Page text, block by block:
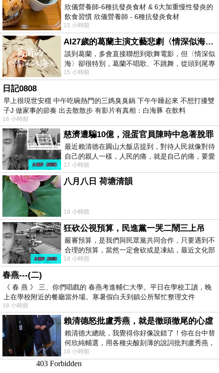
欣儀營養師-6種抗發炎食材 & 6大加重慢性發炎的
飲食習慣 欣儀營養師 - 6種抗發炎食材
https://www.facebook.com/photo/?fbid=147
15 小時前
AI27歲的葛蘭主演文藝悲劇〈情深似海〉 #戀上老電影 #葛蘭 #粟子
談到葛蘭，多會直接聯想到歌舞電影，但〈情深似
海〉卻很特別，葛蘭不唱歌、不跳舞，從頭到尾專
心演戲。拍攝期間，經常工作超過12個鐘
15 小時前
日記0808
早上很現世安穩 中午吃碗熱門的三媽臭臭鍋 下午午睡起來 不想打擾雙
子J 做家事的節奏 出去散散步 有影片有真相：白海豚 在飲料
16 小時前
慈濟遭騙10億，混蛋官員陳時中急著脫罪
最近賴清德在圓山大飯店提到，對待人民就像對待
自己的親人一樣，人民的痛，就是自己的痛，要愛
民如親，說的這麼好聽，實際上根本沒做
17 小時前
八月八日 荷塘清韻
18 小時前
狂砍公視預算，民進黨一哭二鬧三上吊
嚴審預算，是我們與民眾黨共同合作，只要遇到不
合理的預算，當然一定會砍或是凍結，最近文化部
要編列公視和Taiwan plus預算，在110年
18 小時前
春燕---(二)
《 春 燕 》 三、你們唱戲的 春燕考進輔仁大學。平日在學校工讀，晚
上在學校附近的餐廳當外場。寒暑假白天到鎮公所幫忙整理文件
18 小時前
賴清德怒批盧秀燕，就是徹頭徹尾的心虛
賴清德大總統，我覺得你好像說錯了！你在台中替
何欣純輔選，用各種尖酸刻薄的說詞批判盧秀燕，
罵她施政滿意度輸給陳其邁，甚至還說盧
18 小時前